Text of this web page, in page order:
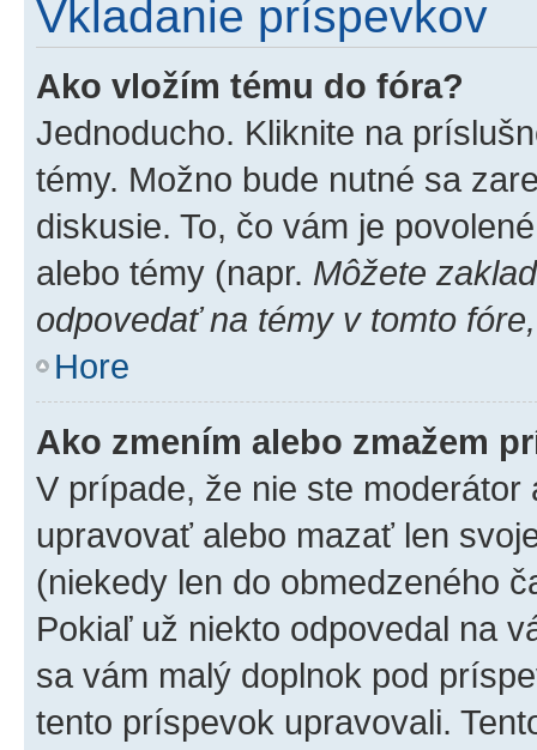
Vkladanie príspevkov
Ako vložím tému do fóra?
Jednoducho. Kliknite na
témy. Možno bude nutné sa
diskusie. To, čo vám je
alebo témy (napr. Môžete
odpovedať na témy v tomto
Hore
Ako zmením alebo zmažem
V prípade, že nie ste
upravovať alebo mazať len
(niekedy len do obmedzeného
Pokiaľ už niekto odpovedal na
sa vám malý doplnok pod
tento príspevok upravovali.